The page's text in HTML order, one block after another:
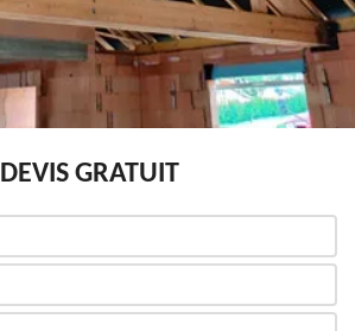
DEVIS GRATUIT